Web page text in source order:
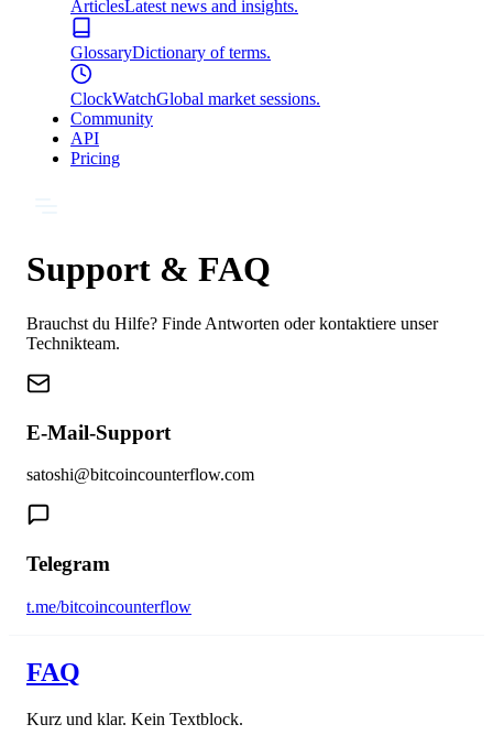
ArticlesLatest news and insights.
GlossaryDictionary of terms.
ClockWatchGlobal market sessions.
Community
API
Pricing
Support & FAQ
Brauchst du Hilfe? Finde Antworten oder kontaktiere unser
Technikteam.
E-Mail-Support
satoshi@bitcoincounterflow.com
Telegram
t.me/bitcoincounterflow
FAQ
Kurz und klar. Kein Textblock.